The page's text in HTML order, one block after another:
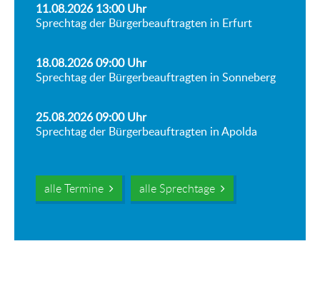
11.08.2026 13:00Uhr
Sprechtag der Bürgerbeauftragten in Erfurt
18.08.2026 09:00Uhr
Sprechtag der Bürgerbeauftragten in Sonneberg
25.08.2026 09:00Uhr
Sprechtag der Bürgerbeauftragten in Apolda
alle Termine alle Sprechtage